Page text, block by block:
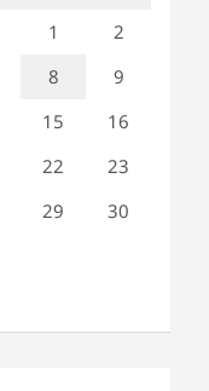
1
2
8
9
15
16
22
23
29
30